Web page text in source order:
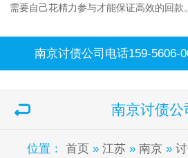
需要自己花精力参与才能保证高效的回款。
南京讨债公司电话159-5606-
南京讨债公
位置： 首页 » 江苏 » 南京 »